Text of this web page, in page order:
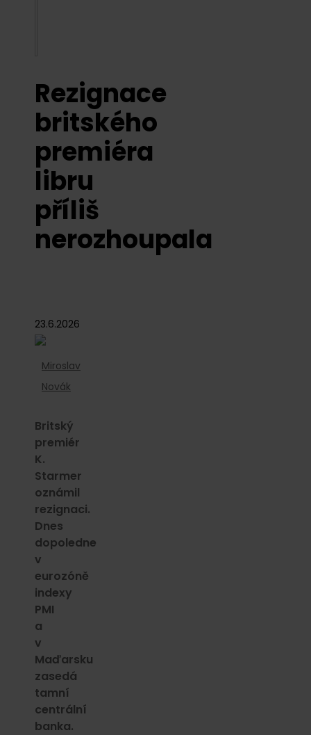
Rezignace
britského
premiéra
libru
příliš
nerozhoupala
23.6.2026
Miroslav
Novák
Britský
premiér
K.
Starmer
oznámil
rezignaci.
Dnes
dopoledne
v
eurozóně
indexy
PMI
a
v
Maďarsku
zasedá
tamní
centrální
banka.